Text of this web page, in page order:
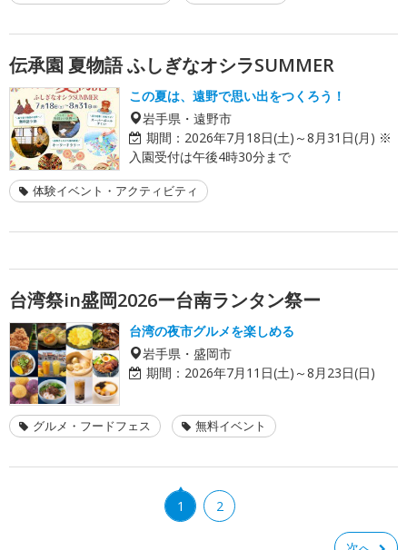
伝承園 夏物語 ふしぎなオシラSUMMER
この夏は、遠野で思い出をつくろう！
岩手県・遠野市
期間： 2026年7月18日(土)～8月31日(月) ※
入園受付は午後4時30分まで
体験イベント・アクティビティ
台湾祭in盛岡2026ー台南ランタン祭ー
台湾の夜市グルメを楽しめる
岩手県・盛岡市
期間： 2026年7月11日(土)～8月23日(日)
グルメ・フードフェス 無料イベント
1 2